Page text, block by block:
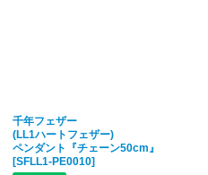
94cm
千年フェザー
(LL1ハートフェザー)
ペンダント『チェーン50cm』
[SFLL1-PE0010]